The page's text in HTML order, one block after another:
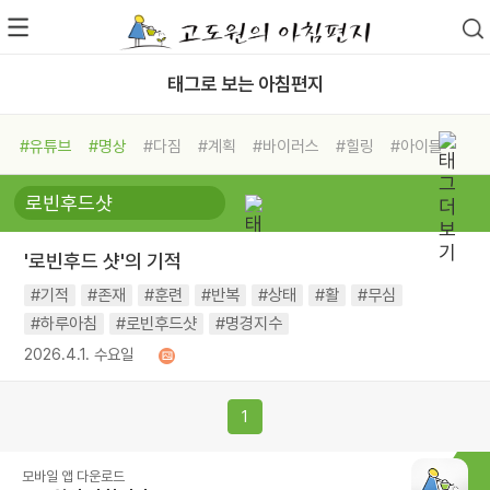
태그로 보는 아침편지
#유튜브 #명상 #다짐 #계획 #바이러스 #힐링
#아이들
#비전캠프
#독서캠프 #삶
#희망
#나눔 #친구 #링컨학교
#독서
#건강 #면역력
'로빈후드 샷'의 기적
#기적 #존재 #훈련 #반복 #상태 #활
#무심
#하루아침
#로빈후드샷 #명경지수
2026.4.1. 수요일
1
모바일 앱 다운로드